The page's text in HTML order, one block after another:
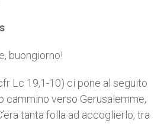
buongiorno!
Lc 19,1-10) ci pone al seguito
cammino verso Gerusalemme,
tanta folla ad accoglierlo, tra